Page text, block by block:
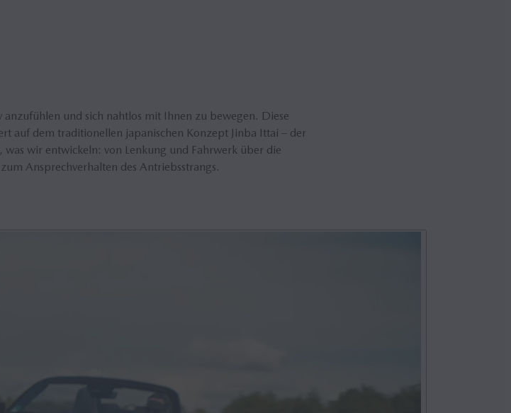
anzufühlen und sich nahtlos mit Ihnen zu bewegen. Diese
auf dem traditionellen japanischen Konzept Jinba Ittai – der
was wir entwickeln: von Lenkung und Fahrwerk über die
Ansprechverhalten des Antriebsstrangs.